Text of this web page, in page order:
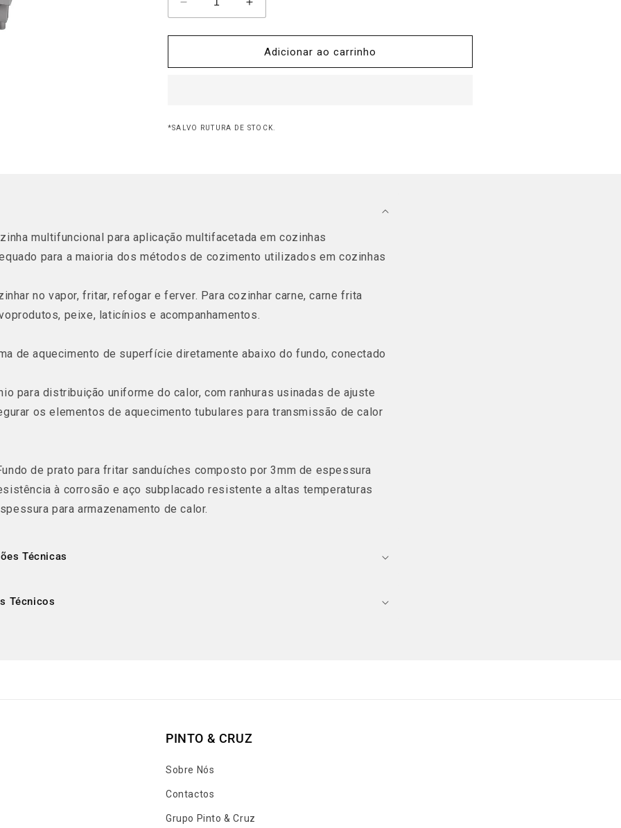
Diminuir
a
quantidade
Fritadeira
2/1
Aumentar
a
quantidade
Fritadeira
2/1
Adicionar ao carrinho
*SALVO RUTURA DE STOCK.
multifuncional para aplicação multifacetada em cozinhas
para a maioria dos métodos de cozimento utilizados em cozinhas
no vapor, fritar, refogar e ferver. Para cozinhar carne, carne frita
peixe, laticínios e acompanhamentos.
de aquecimento de superfície diretamente abaixo do fundo, conectado
para distribuição uniforme do calor, com ranhuras usinadas de ajuste
os elementos de aquecimento tubulares para transmissão de calor
de prato para fritar sanduíches composto por 3mm de espessura
à corrosão e aço subplacado resistente a altas temperaturas
para armazenamento de calor.
Técnicas
Técnicos
PINTO & CRUZ
Sobre Nós
Contactos
Grupo Pinto & Cruz